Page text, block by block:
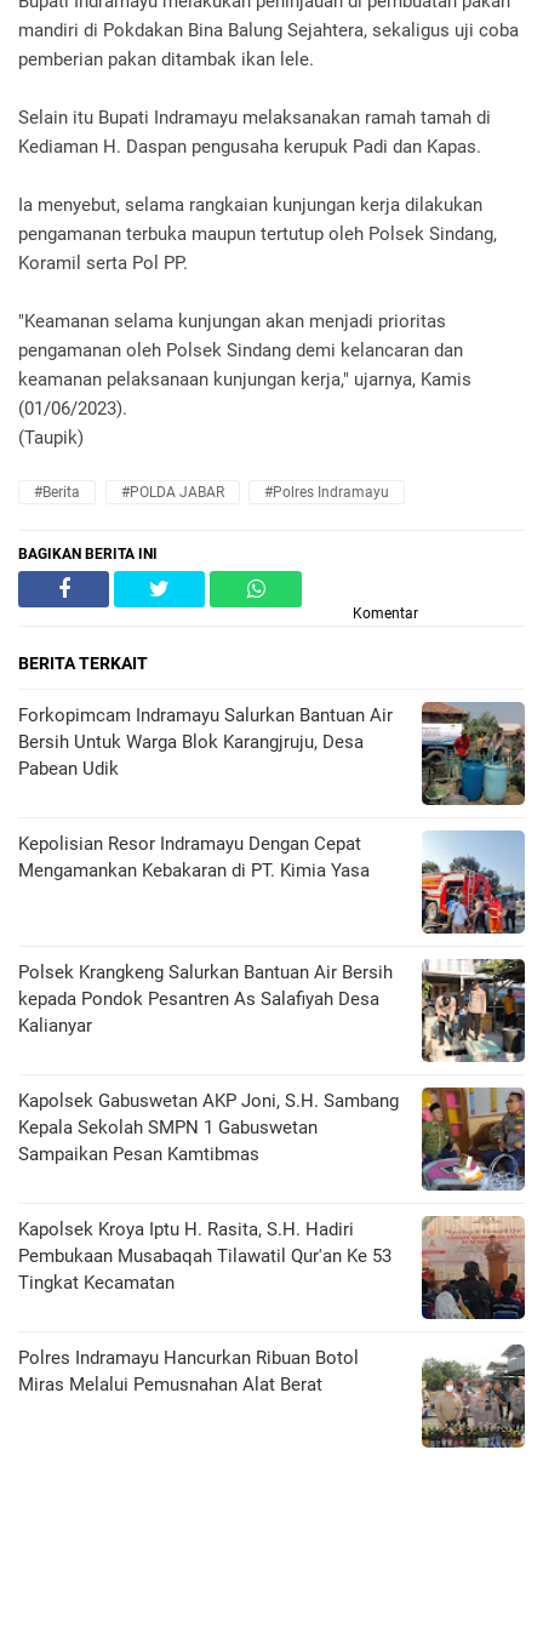
mandiri di Pokdakan Bina Balung Sejahtera, sekaligus uji coba
pemberian pakan ditambak ikan lele.
Selain itu Bupati Indramayu melaksanakan ramah tamah di
Kediaman H. Daspan pengusaha kerupuk Padi dan Kapas.
Ia menyebut, selama rangkaian kunjungan kerja dilakukan
pengamanan terbuka maupun tertutup oleh Polsek Sindang,
Koramil serta Pol PP.
"Keamanan selama kunjungan akan menjadi prioritas
pengamanan oleh Polsek Sindang demi kelancaran dan
keamanan pelaksanaan kunjungan kerja," ujarnya, Kamis
(01/06/2023).
(Taupik)
#Berita #POLDA JABAR #Polres Indramayu
BAGIKAN BERITA INI
Komentar
BERITA TERKAIT
Forkopimcam Indramayu Salurkan Bantuan Air
Bersih Untuk Warga Blok Karangjruju, Desa
Pabean Udik
Kepolisian Resor Indramayu Dengan Cepat
Mengamankan Kebakaran di PT. Kimia Yasa
Polsek Krangkeng Salurkan Bantuan Air Bersih
kepada Pondok Pesantren As Salafiyah Desa
Kalianyar
Kapolsek Gabuswetan AKP Joni, S.H. Sambang
Kepala Sekolah SMPN 1 Gabuswetan
Sampaikan Pesan Kamtibmas
Kapolsek Kroya Iptu H. Rasita, S.H. Hadiri
Pembukaan Musabaqah Tilawatil Qur'an Ke 53
Tingkat Kecamatan
Polres Indramayu Hancurkan Ribuan Botol
Miras Melalui Pemusnahan Alat Berat